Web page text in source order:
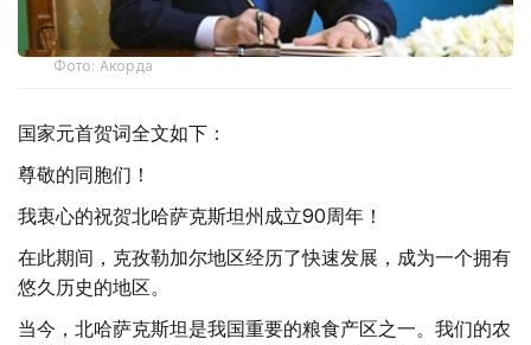
Фото: Акорда
国家元首贺词全文如下：
尊敬的同胞们！
我衷心的祝贺北哈萨克斯坦州成立90周年！
在此期间，克孜勒加尔地区经历了快速发展，成为一个拥有
悠久历史的地区。
当今，北哈萨克斯坦是我国重要的粮食产区之一。我们的农